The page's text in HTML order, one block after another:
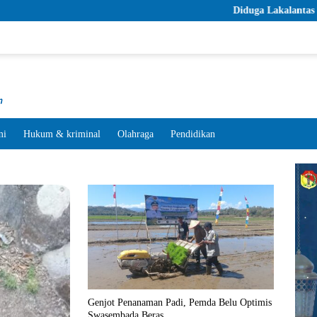
Diduga Lakalantas Tunggal, Jefrianus
Hukum & kriminal Olahraga Pendidikan
Genjot Penanaman Padi, Pemda Belu Optimis